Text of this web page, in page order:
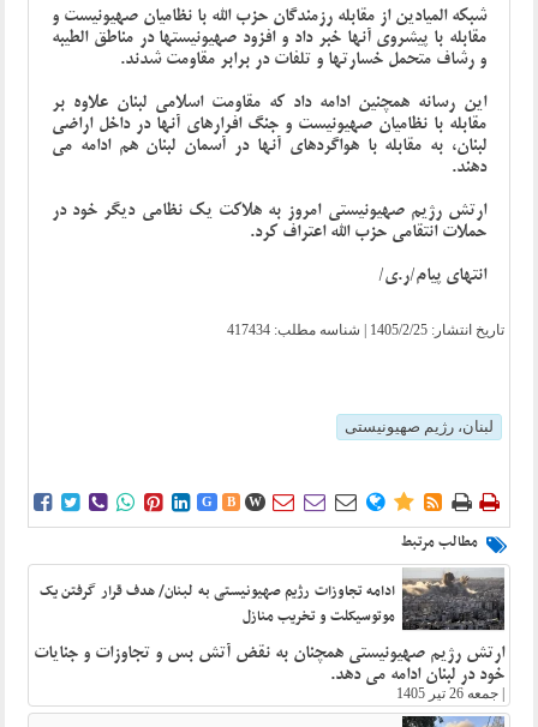
شبکه المیادین از مقابله رزمندگان حزب الله با نظامیان صهیونیست و
مقابله با پیشروی آنها خبر داد و افزود صهیونیستها در مناطق الطیبه
و رشاف متحمل خسارتها و تلفات در برابر مقاومت شدند.
این رسانه همچنین ادامه داد که مقاومت اسلامی لبنان علاوه بر
مقابله با نظامیان صهیونیست و جنگ افرارهای آنها در داخل اراضی
لبنان، به مقابله با هواگردهای آنها در آسمان لبنان هم ادامه می
دهند.
ارتش رژیم صهیونیستی امروز به هلاکت یک نظامی دیگر خود در
حملات انتقامی حزب الله اعتراف کرد.
انتهای پیام/ر.ی/
تاریخ انتشار: 1405/2/25 | شناسه مطلب: 417434
لبنان، رژیم صهیونیستی
      G B W        
مطالب مرتبط
ادامه تجاوزات رژیم صهیونیستی به لبنان/ هدف قرار گرفتن یک
موتوسیکلت و تخریب منازل
ارتش رژیم صهیونیستی همچنان به نقض آتش بس و تجاوزات و جنایات
خود در لبنان ادامه می دهد.
جمعه 26 تیر 1405